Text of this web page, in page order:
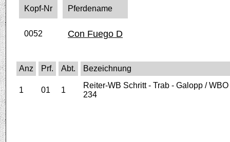
Kopf-Nr Pferdename
0052 Con Fuego D
Anz Prf. Abt. Bezeichnung
1 01 1
Reiter-WB Schritt - Trab - Galopp /
234